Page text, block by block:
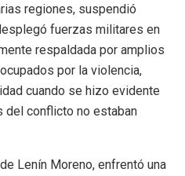
regiones, suspendió
fuerzas militares en
respaldada por amplios
por la violencia,
cuando se hizo evidente
del conflicto no estaban
Lenín Moreno, enfrentó una